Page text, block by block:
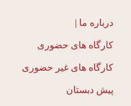
درباره ما |
کارگاه های حضوری
کارگاه های غیر حضوری
پیش دبستان